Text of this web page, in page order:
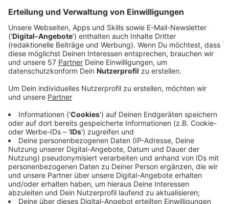
Die Lage in einigen Hochwassergebieten in
Süddeutschland bleibt angespannt: Vor allem an der
Donau in Straubing, Passau und Regensburg bleiben
Wasserstände hoch. In anderen Gebieten wiederum
zieht sich das Wasser nur sehr langsam zurück. Viele in
NRW fühlen sich an das Hochwasser erinnert, das vor
2021 vor allem an der Erft gewütet hat. Und fragen
sich: Hat NRW daraus gelernt und wie steht es um die
Dämme?
Anzeige
Hochwasserzentrale in NRW wurde